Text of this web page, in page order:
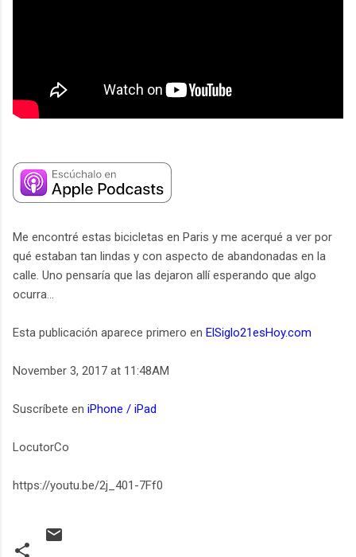
Me encontré estas bicicletas en Paris y me acerqué a ver por
qué estaban tan lindas y con aspecto de abandonadas en la
calle. Uno pensaría que las dejaron allí esperando que algo
ocurra...
Esta publicación aparece primero en ElSiglo21esHoy.com
November 3, 2017 at 11:48AM
Suscríbete en iPhone / iPad
LocutorCo
https://youtu.be/2j_401-7Ff0